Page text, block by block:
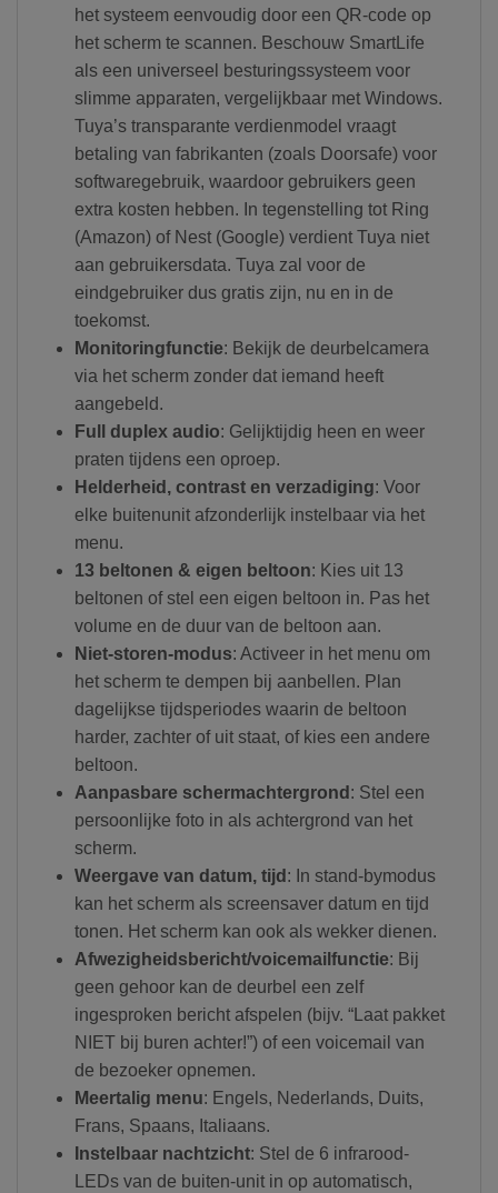
het systeem eenvoudig door een QR-code op
het scherm te scannen. Beschouw SmartLife
als een universeel besturingssysteem voor
slimme apparaten, vergelijkbaar met Windows.
Tuya’s transparante verdienmodel vraagt
betaling van fabrikanten (zoals Doorsafe) voor
softwaregebruik, waardoor gebruikers geen
extra kosten hebben. In tegenstelling tot Ring
(Amazon) of Nest (Google) verdient Tuya niet
aan gebruikersdata. Tuya zal voor de
eindgebruiker dus gratis zijn, nu en in de
toekomst.
Monitoringfunctie: Bekijk de deurbelcamera
via het scherm zonder dat iemand heeft
aangebeld.
Full duplex audio: Gelijktijdig heen en weer
praten tijdens een oproep.
Helderheid, contrast en verzadiging: Voor
elke buitenunit afzonderlijk instelbaar via het
menu.
13 beltonen & eigen beltoon: Kies uit 13
beltonen of stel een eigen beltoon in. Pas het
volume en de duur van de beltoon aan.
Niet-storen-modus: Activeer in het menu om
het scherm te dempen bij aanbellen. Plan
dagelijkse tijdsperiodes waarin de beltoon
harder, zachter of uit staat, of kies een andere
beltoon.
Aanpasbare schermachtergrond : Stel een
persoonlijke foto in als achtergrond van het
scherm.
Weergave van datum, tijd : In stand-bymodus
kan het scherm als screensaver datum en tijd
tonen. Het scherm kan ook als wekker dienen.
Afwezigheidsbericht/voicemailfunctie: Bij
geen gehoor kan de deurbel een zelf
ingesproken bericht afspelen (bijv. “Laat pakket
NIET bij buren achter!”) of een voicemail van
de bezoeker opnemen.
Meertalig menu: Engels, Nederlands, Duits,
Frans, Spaans, Italiaans.
Instelbaar nachtzicht: Stel de 6 infrarood-
LEDs van de buiten-unit in op automatisch,